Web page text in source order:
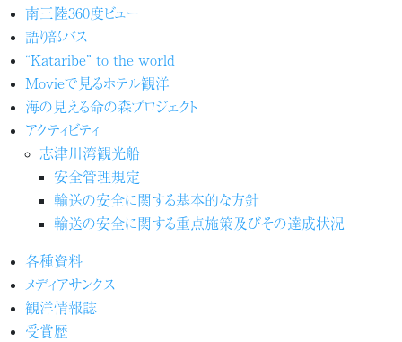
南三陸360度ビュー
語り部バス
“Kataribe” to the world
Movieで見るホテル観洋
海の見える命の森プロジェクト
アクティビティ
志津川湾観光船
安全管理規定
輸送の安全に関する基本的な方針
輸送の安全に関する重点施策及びその達成状況
各種資料
メディアサンクス
観洋情報誌
受賞歴